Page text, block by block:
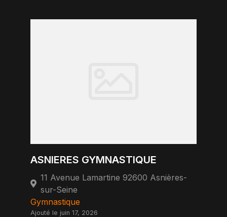
ASNIERES GYMNASTIQUE
11 Avenue Lamartine 92600 Asnières-
sur-Seine
Gymnastique
Ajouté le juin 17, 2026